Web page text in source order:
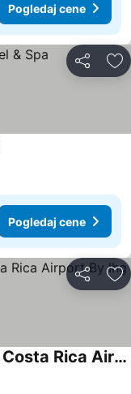
Pogledaj cene
Deli
Pogledaj cene
Deli
Holiday Inn Express San Jose Costa Rica Airport By Ihg